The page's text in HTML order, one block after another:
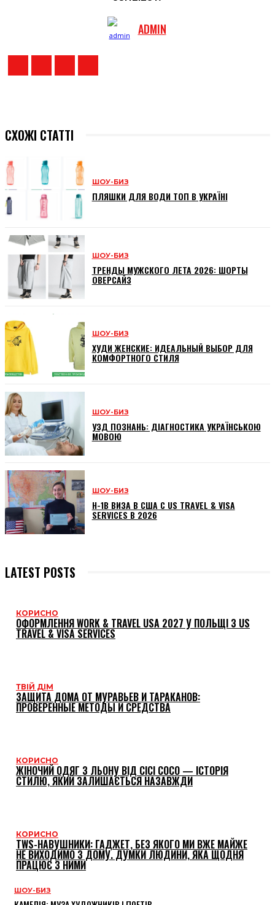
ADMIN
СХОЖІ СТАТТІ
ШОУ-БИЗ
ПЛЯШКИ ДЛЯ ВОДИ ТОП В УКРАЇНІ
ШОУ-БИЗ
ТРЕНДЫ МУЖСКОГО ЛЕТА 2026: ШОРТЫ
ОВЕРСАЙЗ
ШОУ-БИЗ
ХУДИ ЖЕНСКИЕ: ИДЕАЛЬНЫЙ ВЫБОР ДЛЯ
КОМФОРТНОГО СТИЛЯ
ШОУ-БИЗ
УЗД ПОЗНАНЬ: ДІАГНОСТИКА УКРАЇНСЬКОЮ
МОВОЮ
ШОУ-БИЗ
H-1B ВИЗА В США С US TRAVEL & VISA
SERVICES В 2026
LATEST POSTS
КОРИСНО
ОФОРМЛЕННЯ WORK & TRAVEL USA 2027 У ПОЛЬЩІ З US
TRAVEL & VISA SERVICES
ТВІЙ ДІМ
ЗАЩИТА ДОМА ОТ МУРАВЬЕВ И ТАРАКАНОВ:
ПРОВЕРЕННЫЕ МЕТОДЫ И СРЕДСТВА
КОРИСНО
ЖІНОЧИЙ ОДЯГ З ЛЬОНУ ВІД CICI COCO — ІСТОРІЯ
СТИЛЮ, ЯКИЙ ЗАЛИШАЄТЬСЯ НАЗАВЖДИ
КОРИСНО
TWS-НАВУШНИКИ: ГАДЖЕТ, БЕЗ ЯКОГО МИ ВЖЕ МАЙЖЕ
НЕ ВИХОДИМО З ДОМУ. ДУМКИ ЛЮДИНИ, ЯКА ЩОДНЯ
ПРАЦЮЄ З НИМИ
ШОУ-БИЗ